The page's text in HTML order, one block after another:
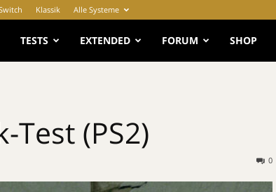
Klassik Alle Systeme
TESTS EXTENDED FORUM SHOP
Test (PS2)
0